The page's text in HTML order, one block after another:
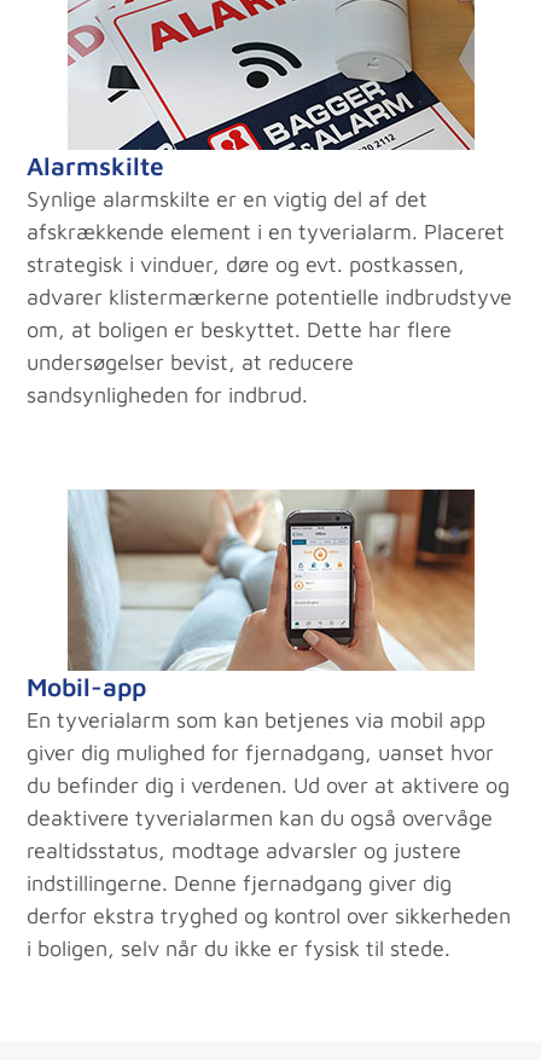
Alarmskilte
Synlige alarmskilte er en vigtig del af det
afskrækkende element i en tyverialarm. Placeret
strategisk i vinduer, døre og evt. postkassen,
advarer klistermærkerne potentielle indbrudstyve
om, at boligen er beskyttet. Dette har flere
undersøgelser bevist, at reducere
sandsynligheden for indbrud.
Mobil-app
En tyverialarm som kan betjenes via mobil app
giver dig mulighed for fjernadgang, uanset hvor
du befinder dig i verdenen. Ud over at aktivere og
deaktivere tyverialarmen kan du også overvåge
realtidsstatus, modtage advarsler og justere
indstillingerne. Denne fjernadgang giver dig
derfor ekstra tryghed og kontrol over sikkerheden
i boligen, selv når du ikke er fysisk til stede.